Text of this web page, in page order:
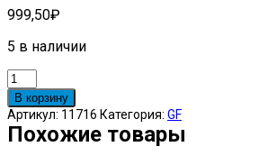
999,50₽
5 в наличии
Количество
товара
GF
Муфта
1
В корзину
Артикул: 11716 Категория: GF
Похожие товары